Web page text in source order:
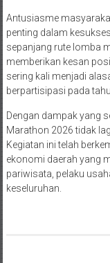
Antusiasme
penting dalam
sepanjang rute lomba
memberikan kesan
sering kali menjadi
berpartisipasi pada
Dengan dampak yang
Marathon 2026 tidak
Kegiatan ini telah
ekonomi daerah yang
pariwisata, pelaku
keseluruhan.